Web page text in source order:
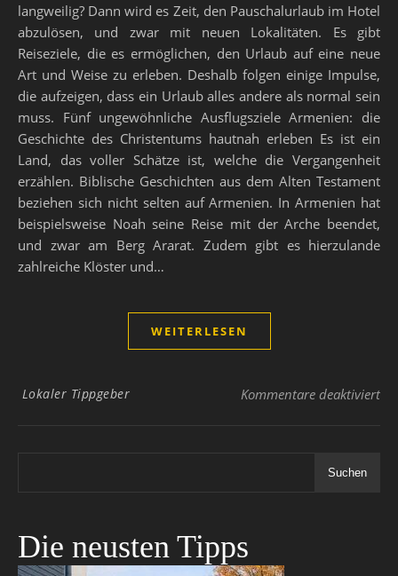
langweilig? Dann wird es Zeit, den Pauschalurlaub im Hotel
abzulösen, und zwar mit neuen Lokalitäten. Es gibt
Reiseziele, die es ermöglichen, den Urlaub auf eine neue
Art und Weise zu erleben. Deshalb folgen einige Impulse,
die aufzeigen, dass ein Urlaub alles andere als normal sein
muss. Fünf ungewöhnliche Ausflugsziele Armenien: die
Geschichte des Christentums hautnah erleben Es ist ein
Land, das voller Schätze ist, welche die Vergangenheit
erzählen. Biblische Geschichten aus dem Alten Testament
beziehen sich nicht selten auf Armenien. In Armenien hat
beispielsweise Noah seine Reise mit der Arche beendet,
und zwar am Berg Ararat. Zudem gibt es hierzulande
zahlreiche Klöster und…
WEITERLESEN
Lokaler Tippgeber Kommentare deaktiviertfür
Suchen
Die neusten Tipps